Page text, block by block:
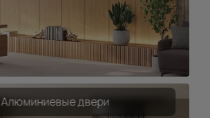
Алюминиевые двери